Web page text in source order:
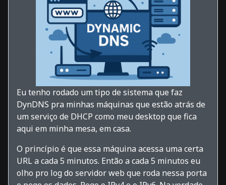
Eu tenho rodado um tipo de sistema que faz
DynDNS pra minhas máquinas que estão atrás de
um serviço de DHCP como meu desktop que fica
aqui em minha mesa, em casa.
O princípio é que essa máquina acessa uma certa
URL a cada 5 minutos. Então a cada 5 minutos eu
olho pro log do servidor web que roda nessa porta